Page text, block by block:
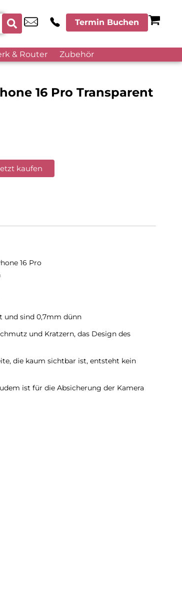
Termin Buchen
& Router Zubehör
16 Pro Transparent
kaufen
16 Pro
und sind 0,7mm dünn
und Kratzern, das Design des
die kaum sichtbar ist, entsteht kein
ist für die Absicherung der Kamera